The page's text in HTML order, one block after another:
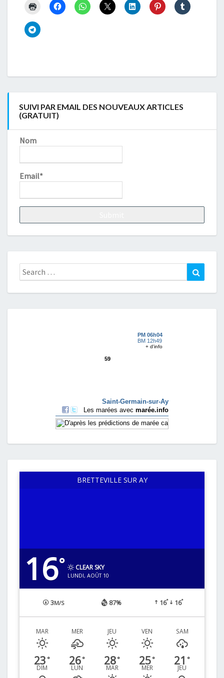
SUIVI PAR EMAIL DES NOUVEAUX ARTICLES
(GRATUIT)
Nom
Email*
Search
for:
BRETTEVILLE SUR AY
16° CLEAR SKY
LUNDI, AOÛT 10
3M/S 87% 16° 16°
MAR
23 °
MER
26°
JEU
28°
VEN
25°
SAM
21 °
DIM LUN MAR MER JEU